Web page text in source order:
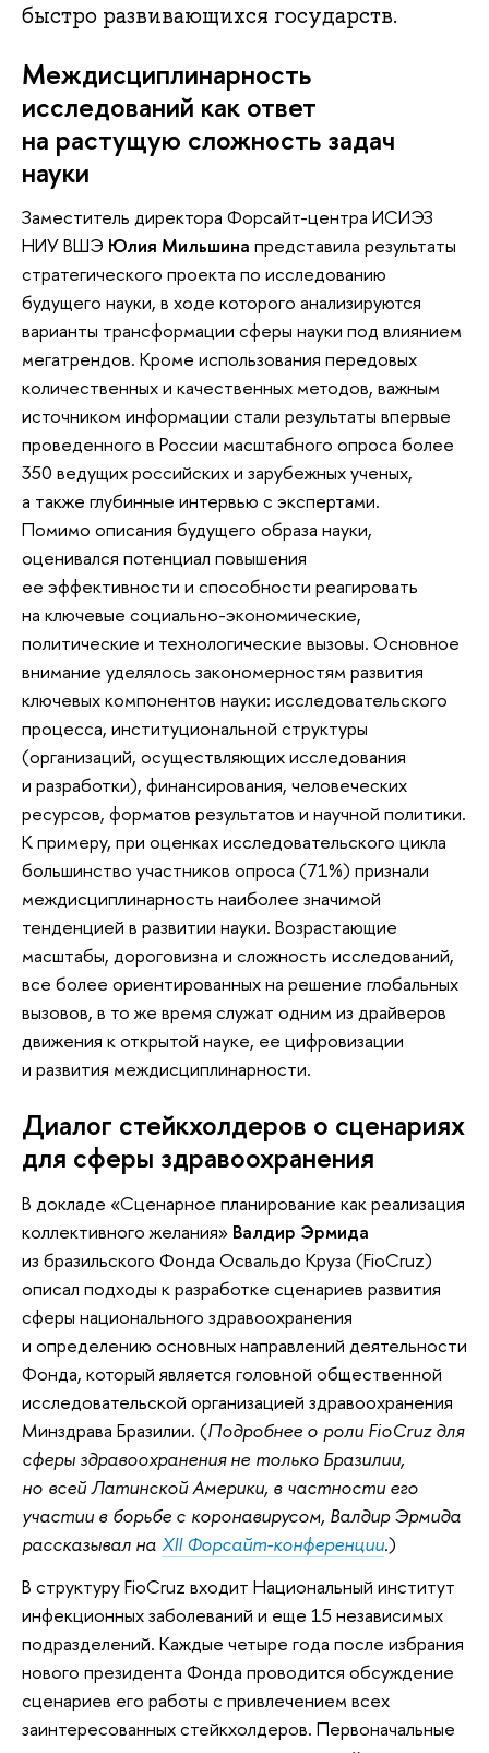
быстро развивающихся государств.
Междисциплинарность
исследований как ответ
на растущую сложность задач
науки
Заместитель директора Форсайт-центра ИСИЭЗ
НИУ ВШЭ Юлия Мильшина представила результаты
стратегического проекта по исследованию
будущего науки, в ходе которого анализируются
варианты трансформации сферы науки под влиянием
мегатрендов. Кроме использования передовых
количественных и качественных методов, важным
источником информации стали результаты впервые
проведенного в России масштабного опроса более
350 ведущих российских и зарубежных ученых,
а также глубинные интервью с экспертами.
Помимо описания будущего образа науки,
оценивался потенциал повышения
ее эффективности и способности реагировать
на ключевые социально-экономические,
политические и технологические вызовы. Основное
внимание уделялось закономерностям развития
ключевых компонентов науки: исследовательского
процесса, институциональной структуры
(организаций, осуществляющих исследования
и разработки), финансирования, человеческих
ресурсов, форматов результатов и научной политики.
К примеру, при оценках исследовательского цикла
большинство участников опроса (71%) признали
междисциплинарность наиболее значимой
тенденцией в развитии науки. Возрастающие
масштабы, дороговизна и сложность исследований,
все более ориентированных на решение глобальных
вызовов, в то же время служат одним из драйверов
движения к открытой науке, ее цифровизации
и развития междисциплинарности.
Диалог стейкхолдеров о сценариях
для сферы здравоохранения
В докладе «Сценарное планирование как реализация
коллективного желания» Валдир Эрмида
из бразильского Фонда Освальдо Круза (FioCruz)
описал подходы к разработке сценариев развития
сферы национального здравоохранения
и определению основных направлений деятельности
Фонда, который является головной общественной
исследовательской организацией здравоохранения
Минздрава Бразилии. (Подробнее о роли FioСruz для
сферы здравоохранения не только Бразилии,
но всей Латинской Америки, в частности его
участии в борьбе с коронавирусом, Валдир Эрмида
рассказывал на XII Форсайт-конференции.)
В структуру FioCruz входит Национальный институт
инфекционных заболеваний и еще 15 независимых
подразделений. Каждые четыре года после избрания
нового президента Фонда проводится обсуждение
сценариев его работы с привлечением всех
заинтересованных стейкхолдеров. Первоначальные